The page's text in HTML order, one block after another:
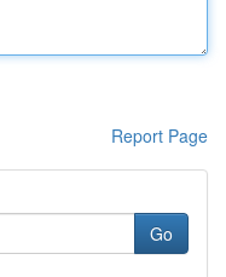
Report Page
Go